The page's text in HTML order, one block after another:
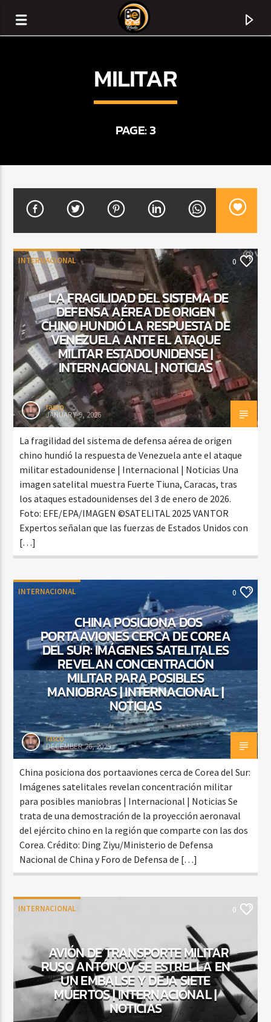
TITLE
ARTIST
CURRENT SHOW
SHOW DE BACHATA MATUTINO
9:00 AM 12:00 PM
Beone Radio
MILITAR
PAGE: 3
INTERNACIONAL 0
LA FRAGILIDAD DEL SISTEMA DE
DEFENSA AÉREA DE ORIGEN
CHINO HUNDIÓ LA RESPUESTA DE
VENEZUELA ANTE EL ATAQUE
MILITAR ESTADOUNIDENSE |
INTERNACIONAL | NOTICIAS
rasco
JANUARY 9, 2026
La fragilidad del sistema de defensa aérea de origen
chino hundió la respuesta de Venezuela ante el ataque
militar estadounidense | Internacional | Noticias Una
imagen satelital muestra Fuerte Tiuna, Caracas, tras
los ataques estadounidenses del 3 de enero de 2026.
Foto: EFE/EPA/IMAGEN ©SATELITAL 2025 VANTOR
Expertos señalan que las fuerzas de Estados Unidos con
[…]
INTERNACIONAL 0
CHINA POSICIONA DOS
PORTAAVIONES CERCA DE COREA
DEL SUR: IMÁGENES SATELITALES
REVELAN CONCENTRACIÓN
MILITAR PARA POSIBLES
MANIOBRAS | INTERNACIONAL |
NOTICIAS
rasco
DECEMBER 26, 2025
China posiciona dos portaaviones cerca de Corea del Sur:
Imágenes satelitales revelan concentración militar
para posibles maniobras | Internacional | Noticias Se
trata de una demostración de la proyección aeronaval
del ejército chino en la región que comparte con las dos
Corea. Crédito: Ding Ziyu/Ministerio de Defensa
Nacional de China y Foro de Defensa de […]
INTERNACIONAL 0
AVIÓN DE TRANSPORTE MILITAR
RUSO ANTÓNOV SE ESTRELLA EN
UN EMBALSE Y DEJA SIETE
MUERTOS | INTERNACIONAL |
NOTICIAS